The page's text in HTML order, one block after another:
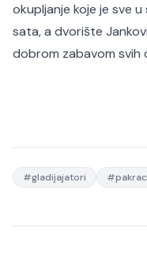
okupljanje koje je sve
sata, a dvorište
dobrom zabavom svih
#gladijajatori #pakrac